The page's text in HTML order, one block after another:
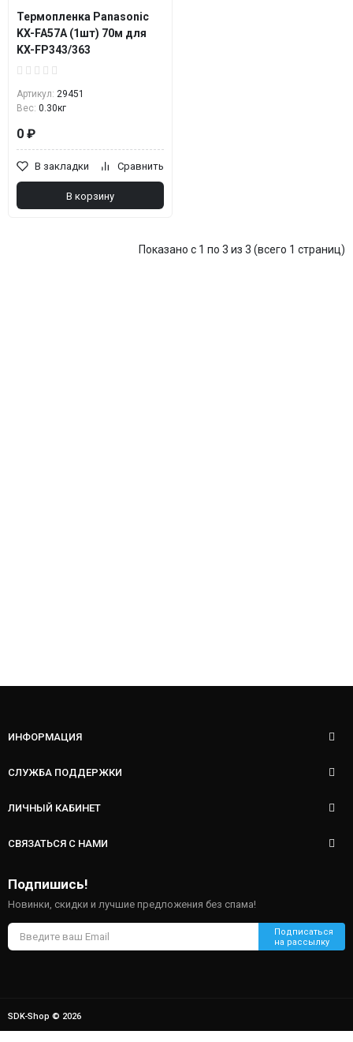
Термопленка Panasonic
KX-FA57A (1шт) 70м для
KX-FP343/363
Артикул: 29451
Вес: 0.30кг
0 ₽
В закладки Сравнить
В корзину
Показано с 1 по 3 из 3 (всего 1 страниц)
ИНФОРМАЦИЯ
СЛУЖБА ПОДДЕРЖКИ
ЛИЧНЫЙ КАБИНЕТ
СВЯЗАТЬСЯ С НАМИ
Подпишись!
Новинки, скидки и лучшие предложения без спама!
SDK-Shop © 2026